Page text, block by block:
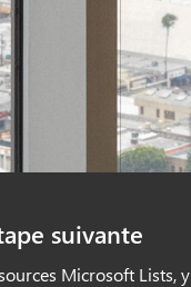
suivante
Microsoft Lists, y